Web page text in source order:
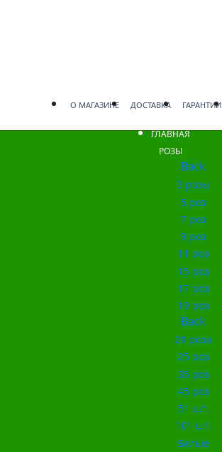
О МАГАЗИНЕ ДОСТАВКА ГАРАНТИИ
ГЛАВНАЯ
РОЗЫ
Back
3 розы
5 роз
7 роз
9 роз
11 роз
15 роз
17 роз
19 роз
Back
21 роза
25 роз
35 роз
45 роз
51 шт.
101 шт.
Белые